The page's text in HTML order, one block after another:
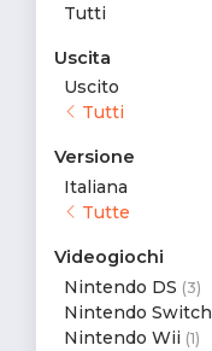
Tutti
Uscita
Uscito
Tutti
Versione
Italiana
Tutte
Videogiochi
Nintendo DS (3)
Nintendo Switch
Nintendo Wii (1)